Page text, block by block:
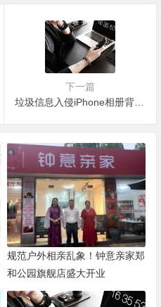
下一篇
垃圾信息入侵iPhone相册背后：单条价格低至6分钱，日发80万条
规范户外相亲乱象！钟意亲家郑
和公园旗舰店盛大开业